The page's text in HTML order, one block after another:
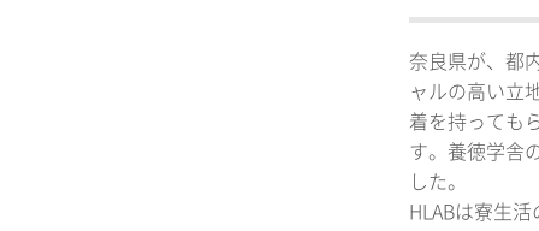
奈良県が、都
ャルの高い立
着を持っても
す。養徳学舎
した。
HLABは寮生